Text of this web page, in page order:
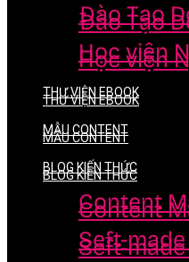
Đào Tạo
Học viện
THƯ VIỆN EBOOK
MẪU CONTENT
BLOG KIẾN THỨC
Content
Seft-
Đào Tạo
Học viện
THƯ VIỆN EBOOK
MẪU CONTENT
BLOG KIẾN THỨC
Content
Seft-